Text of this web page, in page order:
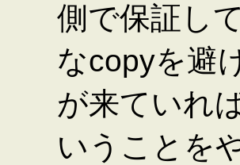
側で保証し
なcopyを避
が来ていれ
いうことを